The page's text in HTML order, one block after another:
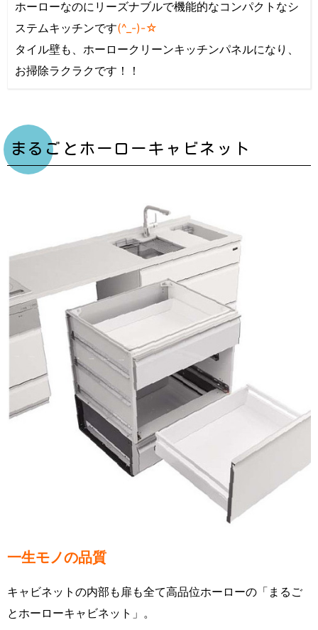
ホーローなのにリーズナブルで機能的なコンパクトなシ
ステムキッチンです(^_-)-☆
タイル壁も、ホーロークリーンキッチンパネルになり、
お掃除ラクラクです！！
まるごとホーローキャビネット
一生モノの品質
キャビネットの内部も扉も全て高品位ホーローの「まるご
とホーローキャビネット」。